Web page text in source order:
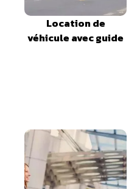
Location de
véhicule avec guide